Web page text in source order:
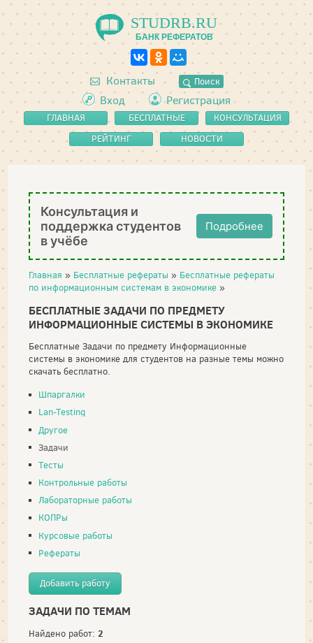
STUDRB.RU
БАНК РЕФЕРАТОВ
Контакты Поиск
Вход Регистрация
ГЛАВНАЯ
БЕСПЛАТНЫЕ
РЕФЕРАТЫ
КОНСУЛЬТАЦИЯ
РЕЙТИНГ
НОВОСТИ
Консультация и
поддержка студентов
в учёбе
Подробнее
Главная » Бесплатные рефераты » Бесплатные рефераты
по информационным системам в экономике »
БЕСПЛАТНЫЕ ЗАДАЧИ ПО ПРЕДМЕТУ
ИНФОРМАЦИОННЫЕ СИСТЕМЫ В ЭКОНОМИКЕ
Бесплатные Задачи по предмету Информационные
системы в экономике для студентов на разные темы можно
скачать бесплатно.
Шпаргалки
Lan-Testing
Другое
Задачи
Тесты
Контрольные работы
Лабораторные работы
КОПРы
Курсовые работы
Рефераты
Добавить работу
ЗАДАЧИ ПО ТЕМАМ
Найдено работ: 2